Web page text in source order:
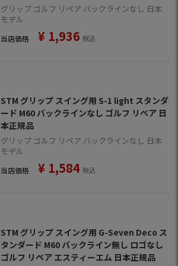
グリップ ゴルフ リペア バックラインなし 日本
モデル
当店価格 ¥ 1,936 税込
STM グリップ スイング用 S-1 light スタンダ
ード M60 バックラインなし ゴルフ リペア 日
本正規品
グリップ ゴルフ リペア バックラインなし 日本
モデル
当店価格 ¥ 1,584 税込
STM グリップ スイング用 G-Seven Deco ス
タンダード M60 バックライン無し ロゴなし
ゴルフ リペア エスティーエム 日本正規品